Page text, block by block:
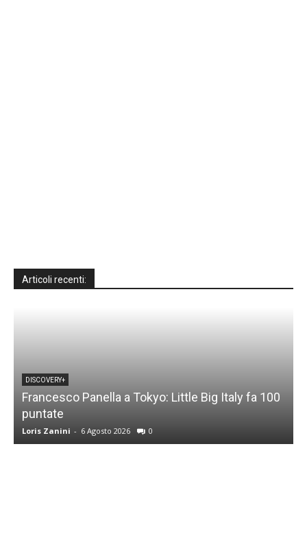
Articoli recenti:
DISCOVERY+
Francesco Panella a Tokyo: Little Big Italy fa 100
puntate
Loris Zanini - 6 Agosto 2026 0